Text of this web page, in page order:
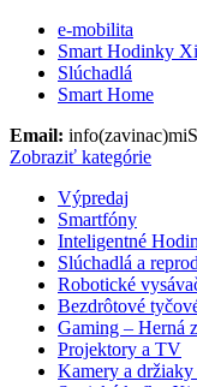
e-mobilita
Smart Hodinky
Slúchadlá
Smart Home
Email:
Zobraziť kategórie
Výpredaj
Smartfóny
Inteligentné
Slúchadlá a
Robotické
Bezdrôtové
Gaming – Herná
Projektory a TV
Kamery a držiaky